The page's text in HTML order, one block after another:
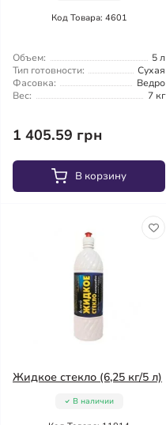
Код Товара: 4601
Объем:
5 л
Тип готовности:
Сухая
Фасовка:
Ведро
Вес:
7 кг
1 405.59 грн
В корзину
Жидкое стекло (6,25 кг/5 л)
В наличии